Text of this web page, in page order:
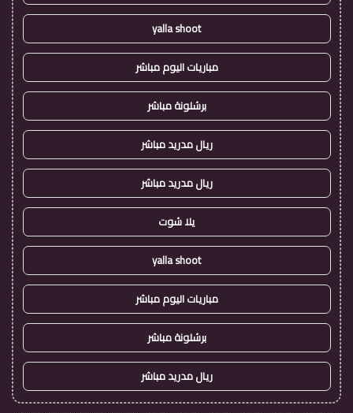
yalla shoot
مباريات اليوم مباشر
برشلونة مباشر
ريال مدريد مباشر
ريال مدريد مباشر
يلا شوت
yalla shoot
مباريات اليوم مباشر
برشلونة مباشر
ريال مدريد مباشر